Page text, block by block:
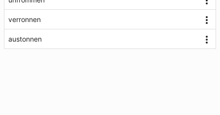
verronnen
austonnen